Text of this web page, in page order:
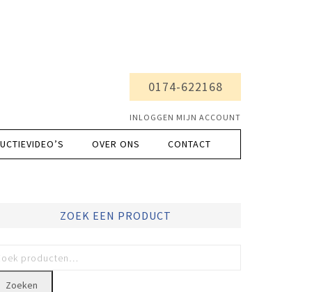
0174-622168
INLOGGEN MIJN ACCOUNT
OVER ONS CONTACT
ZOEK EEN PRODUCT
Zoeken